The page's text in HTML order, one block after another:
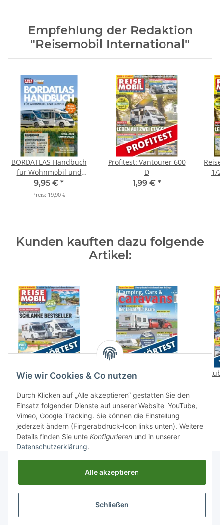
Empfehlung der Redaktion
"Reisemobil International"
BORDATLAS Handbuch
für Wohnmobil und
Camper
9,95 € *
Preis: 19,90 €
Profitest: Vantourer 600
D
1,99 € *
1/
Kunden kauften dazu folgende
Artikel:
Zubehörtest: Klima-
1,99 €*
Zubehörtest:
Ventilation
0,99 €*
Informationen
Gesetzliche Informationen
Wie wir Cookies & Co nutzen
Durch Klicken auf „Alle akzeptieren“ gestatten Sie den
Einsatz folgender Dienste auf unserer Website: YouTube,
Vimeo, Google Tracking. Sie können die Einstellung
jederzeit ändern (Fingerabdruck-Icon links unten). Weitere
Details finden Sie unte Konfigurieren und in unserer
Datenschutzerklärung.
Alle akzeptieren
Schließen